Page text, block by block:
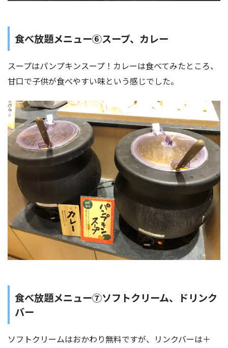
食べ放題メニュー⑥スープ、カレー
スープはパンプキンスープ！カレーは食べてみたところ、
甘口で子供が食べやすい味という感じでした。
食べ放題メニュー⑦ソフトクリーム、ドリンク
バー
ソフトクリームはおかわり無料ですが、リンクバーは＋